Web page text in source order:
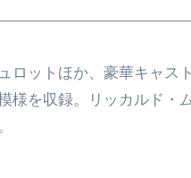
ロットほか、豪華キャス
様を収録。リッカルド・